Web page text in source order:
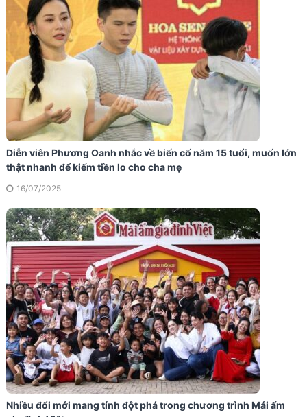
Diễn viên Phương Oanh nhắc về biến cố năm 15 tuổi, muốn lớn
thật nhanh để kiếm tiền lo cho cha mẹ
16/07/2025
Nhiều đổi mới mang tính đột phá trong chương trình Mái ấm